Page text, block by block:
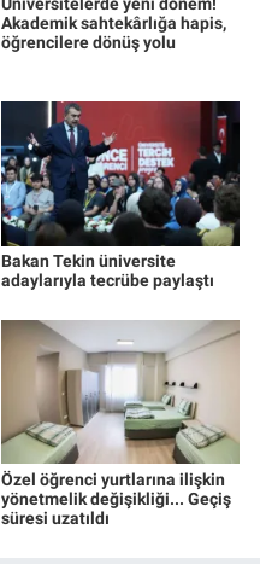
Akademik sahtekârlığa hapis,
öğrencilere dönüş yolu
Bakan Tekin üniversite
adaylarıyla tecrübe paylaştı
Özel öğrenci yurtlarına ilişkin
yönetmelik değişikliği... Geçiş
süresi uzatıldı